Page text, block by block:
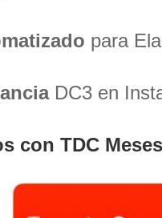
para
DC3 en
con TDC